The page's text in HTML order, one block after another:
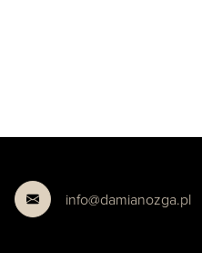
info@damianozga.pl